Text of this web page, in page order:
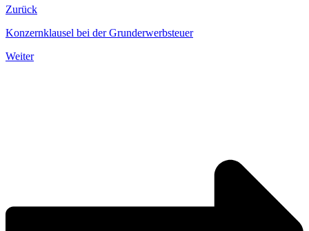
Zurück
Konzernklausel bei der Grunderwerbsteuer
Weiter